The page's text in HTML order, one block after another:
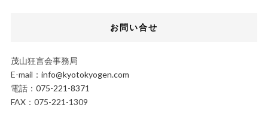
お問い合せ
茂山狂言会事務局
E-mail： info@kyotokyogen.com
電話： 075-221-8371
FAX：075-221-1309